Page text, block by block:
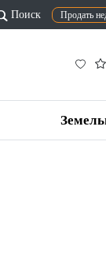
Поиск Продать